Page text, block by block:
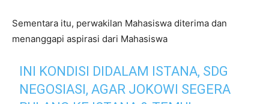
Sementara itu, perwakilan Mahasiswa diterima dan
menanggapi aspirasi dari Mahasiswa
INI KONDISI DIDALAM ISTANA, SDG
NEGOSIASI, AGAR JOKOWI SEGERA